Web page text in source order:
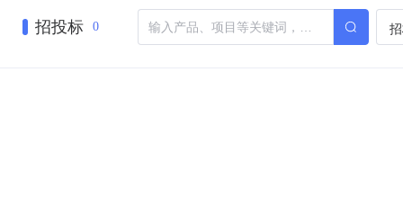
招投标 0